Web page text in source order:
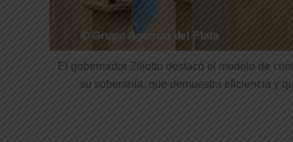
El gobernador Ziliotto destacó el modelo de
su soberanía, que demuestra eficiencia y